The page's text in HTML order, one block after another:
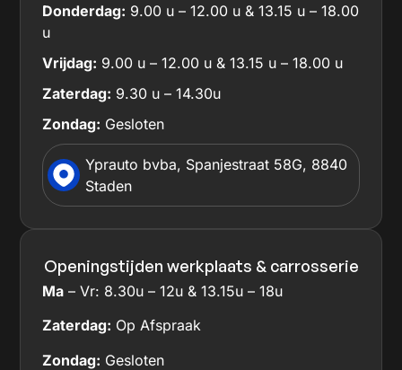
Donderdag: 9.00 u – 12.00 u & 13.15 u – 18.00
u
Vrijdag: 9.00 u – 12.00 u & 13.15 u – 18.00 u
Zaterdag: 9.30 u – 14.30u
Zondag: Gesloten
Yprauto bvba, Spanjestraat 58G, 8840
Staden
Openingstijden werkplaats & carrosserie
Ma – Vr: 8.30u – 12u & 13.15u – 18u
Zaterdag: Op Afspraak
Zondag: Gesloten